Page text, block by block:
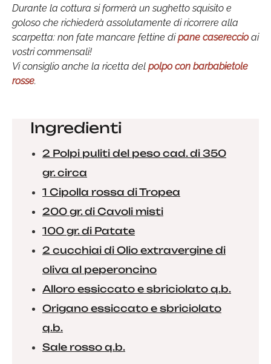
Durante la cottura si formerà un sughetto squisito e
goloso che richiederà assolutamente di ricorrere alla
scarpetta: non fate mancare fettine dipane casereccioai
vostri commensali!
Vi consiglio anche la ricetta del polpo con barbabietole
rosse.
Ingredienti
2 Polpi puliti del peso cad. di 350
gr. circa
1 Cipolla rossa di Tropea
200 gr. di Cavoli misti
100 gr. di Patate
2 cucchiai di Olio extravergine di
oliva al peperoncino
Alloro essiccato e sbriciolato q.b.
Origano essiccato e sbriciolato
q.b.
Sale rosso q.b.